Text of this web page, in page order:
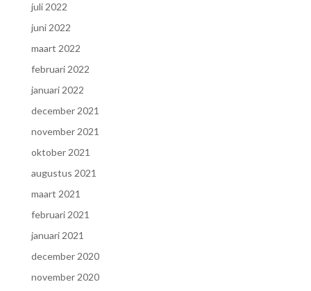
juli 2022
juni 2022
maart 2022
februari 2022
januari 2022
december 2021
november 2021
oktober 2021
augustus 2021
maart 2021
februari 2021
januari 2021
december 2020
november 2020